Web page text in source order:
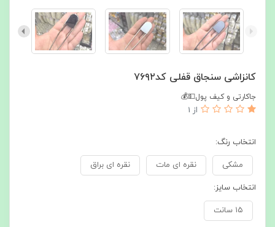
کانزاشی سنجاق قفلی کد۷۶۹۲
جاکارتی و کیف پول💵💰
از 1
انتخاب رنگ:
مشکی نقره ای مات نقره ای براق
انتخاب سایز:
۱۵ سانت